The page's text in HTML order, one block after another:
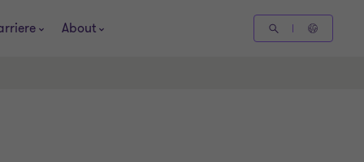
About